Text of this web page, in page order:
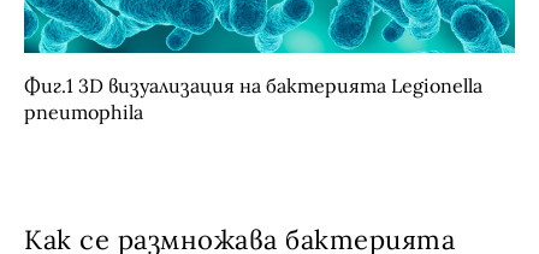
Фиг.1 3D визуализация на бактерията Legionella
pneumophila
Как се размножава бактерията